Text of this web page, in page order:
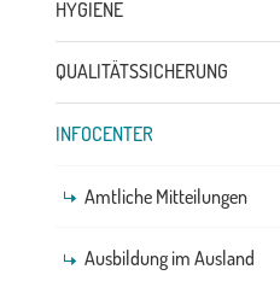
HYGIENE
QUALITÄTSSICHERUNG
INFOCENTER
Amtliche Mitteilungen
Ausbildung im Ausland